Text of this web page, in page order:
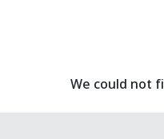
We could not